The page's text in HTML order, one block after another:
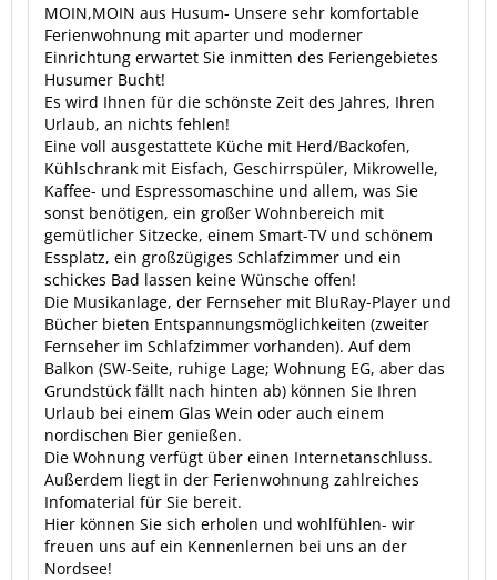
MOIN,MOIN aus Husum- Unsere sehr komfortable
Ferienwohnung mit aparter und moderner
Einrichtung erwartet Sie inmitten des Feriengebietes
Husumer Bucht!
Es wird Ihnen für die schönste Zeit des Jahres, Ihren
Urlaub, an nichts fehlen!
Eine voll ausgestattete Küche mit Herd/Backofen,
Kühlschrank mit Eisfach, Geschirrspüler, Mikrowelle,
Kaffee- und Espressomaschine und allem, was Sie
sonst benötigen, ein großer Wohnbereich mit
gemütlicher Sitzecke, einem Smart-TV und schönem
Essplatz, ein großzügiges Schlafzimmer und ein
schickes Bad lassen keine Wünsche offen!
Die Musikanlage, der Fernseher mit BluRay-Player und
Bücher bieten Entspannungsmöglichkeiten (zweiter
Fernseher im Schlafzimmer vorhanden). Auf dem
Balkon (SW-Seite, ruhige Lage; Wohnung EG, aber das
Grundstück fällt nach hinten ab) können Sie Ihren
Urlaub bei einem Glas Wein oder auch einem
nordischen Bier genießen.
Die Wohnung verfügt über einen Internetanschluss.
Außerdem liegt in der Ferienwohnung zahlreiches
Infomaterial für Sie bereit.
Hier können Sie sich erholen und wohlfühlen- wir
freuen uns auf ein Kennenlernen bei uns an der
Nordsee!